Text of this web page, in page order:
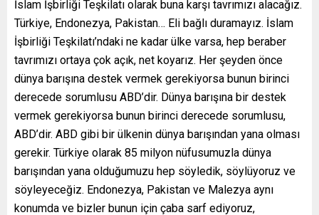
İslam İşbirliği Teşkilatı olarak buna karşı tavrımızı alacağız.
Türkiye, Endonezya, Pakistan… Eli bağlı duramayız. İslam
İşbirliği Teşkilatı’ndaki ne kadar ülke varsa, hep beraber
tavrımızı ortaya çok açık, net koyarız. Her şeyden önce
dünya barışına destek vermek gerekiyorsa bunun birinci
derecede sorumlusu ABD’dir. Dünya barışına bir destek
vermek gerekiyorsa bunun birinci derecede sorumlusu,
ABD’dir. ABD gibi bir ülkenin dünya barışından yana olması
gerekir. Türkiye olarak 85 milyon nüfusumuzla dünya
barışından yana olduğumuzu hep söyledik, söylüyoruz ve
söyleyeceğiz. Endonezya, Pakistan ve Malezya aynı
konumda ve bizler bunun için çaba sarf ediyoruz,